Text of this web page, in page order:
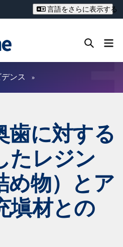
ทย
言語をさらに表示する
ンス
歯に対する
たレジン
め物）とア
塡材との